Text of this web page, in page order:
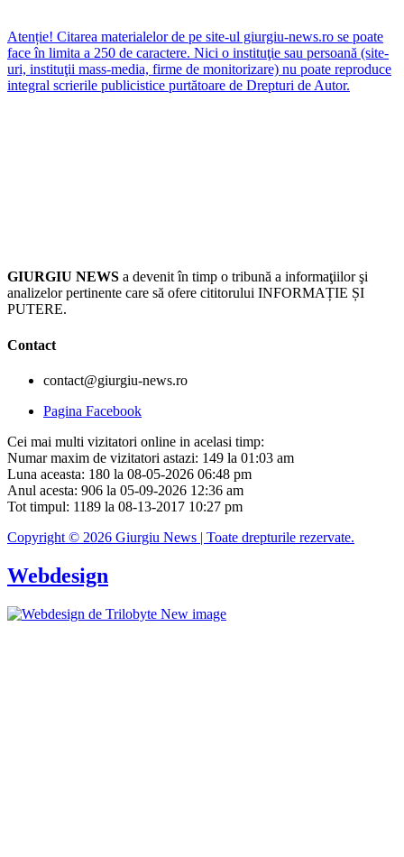
Atenție! Citarea materialelor de pe site-ul giurgiu-news.ro se poate
face în limita a 250 de caractere. Nici o instituţie sau persoană (site-
uri, instituţii mass-media, firme de monitorizare) nu poate reproduce
integral scrierile publicistice purtătoare de Drepturi de Autor.
GIURGIU NEWS a devenit în timp o tribună a informaţiilor şi
analizelor pertinente care să ofere cititorului INFORMAȚIE ȘI
PUTERE.
Contact
contact@giurgiu-news.ro
Pagina Facebook
Cei mai multi vizitatori online in acelasi timp:
Numar maxim de vizitatori astazi: 149 la 01:03 am
Luna aceasta: 180 la 08-05-2026 06:48 pm
Anul acesta: 906 la 05-09-2026 12:36 am
Tot timpul: 1189 la 08-13-2017 10:27 pm
Copyright © 2026 Giurgiu News | Toate drepturile rezervate.
Webdesign